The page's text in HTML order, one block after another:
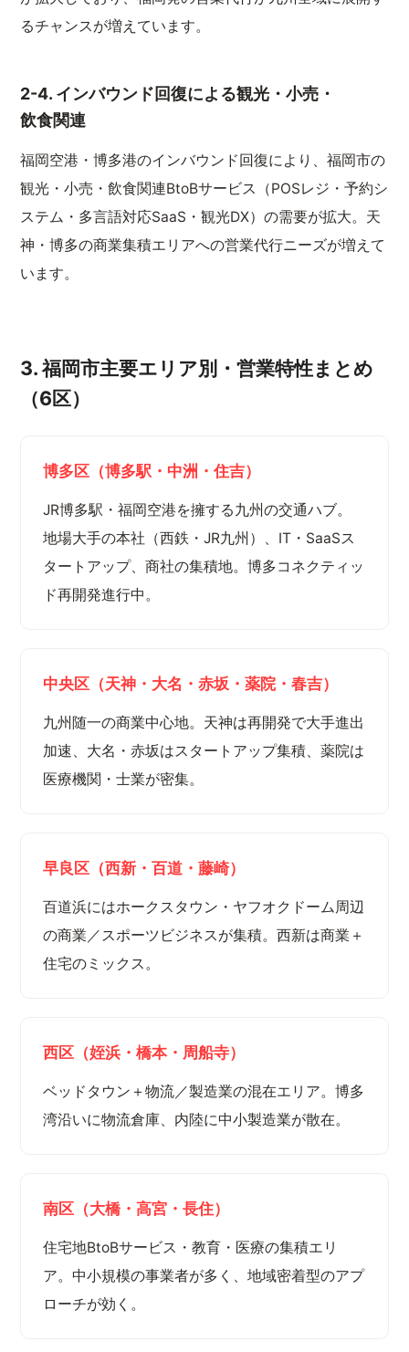
るチャンスが増えています。
2-4. インバウンド回復による観光・小売・
飲食関連
福岡空港・博多港のインバウンド回復により、福岡市の
観光・小売・飲食関連BtoBサービス（POSレジ・予約シ
ステム・多言語対応SaaS・観光DX）の需要が拡大。天
神・博多の商業集積エリアへの営業代行ニーズが増えて
います。
3. 福岡市主要エリア別・営業特性まとめ
（6区）
博多区（博多駅・中洲・住吉）
JR博多駅・福岡空港を擁する九州の交通ハブ。
地場大手の本社（西鉄・JR九州）、IT・SaaSス
タートアップ、商社の集積地。博多コネクティッ
ド再開発進行中。
中央区（天神・大名・赤坂・薬院・春吉）
九州随一の商業中心地。天神は再開発で大手進出
加速、大名・赤坂はスタートアップ集積、薬院は
医療機関・士業が密集。
早良区（西新・百道・藤崎）
百道浜にはホークスタウン・ヤフオクドーム周辺
の商業／スポーツビジネスが集積。西新は商業＋
住宅のミックス。
西区（姪浜・橋本・周船寺）
ベッドタウン＋物流／製造業の混在エリア。博多
湾沿いに物流倉庫、内陸に中小製造業が散在。
南区（大橋・高宮・長住）
住宅地BtoBサービス・教育・医療の集積エリ
ア。中小規模の事業者が多く、地域密着型のアプ
ローチが効く。